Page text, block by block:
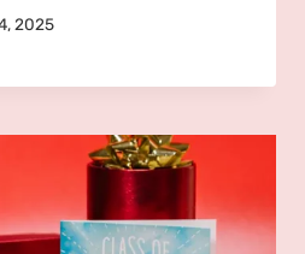
2025